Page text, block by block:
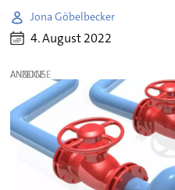
Jona Göbelbecker
4. August 2022
ANZEIGE